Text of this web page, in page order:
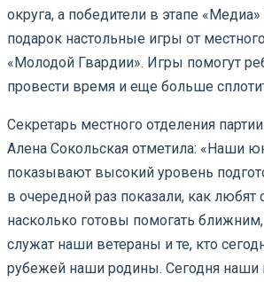
округа, а победители в этапе
подарок настольные игры от
«Молодой Гвардии». Игры помогут
провести время и еще больше
Секретарь местного отделения
Алена Сокольская отметила: «Наши
показывают высокий уровень
в очередной раз показали, как любят
насколько готовы помогать
служат наши ветераны и те, кто
рубежей наши родины. Сегодня